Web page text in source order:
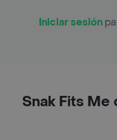
Iniciar sesión
Snak Fits Me